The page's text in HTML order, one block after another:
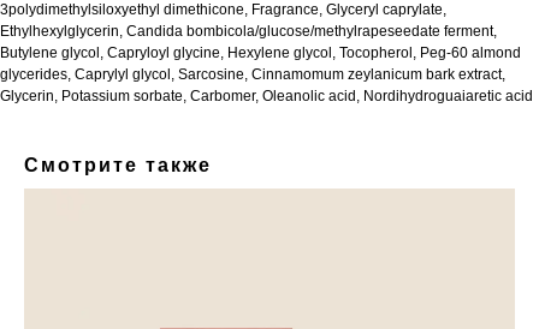
3polydimethylsiloxyethyl dimethicone, Fragrance, Glyceryl caprylate,
Ethylhexylglycerin, Candida bombicola/glucose/methylrapeseedate ferment,
Butylene glycol, Capryloyl glycine, Hexylene glycol, Tocopherol, Peg-60 almond
glycerides, Caprylyl glycol, Sarcosine, Cinnamomum zeylanicum bark extract,
Glycerin, Potassium sorbate, Carbomer, Oleanolic acid, Nordihydroguaiaretic acid
Смотрите также